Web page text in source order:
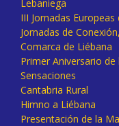
Lebaniega
III Jornadas
Jornadas de
Comarca de Liébana
Primer Aniversario
Sensaciones
Cantabria Rural
Himno a Liébana
Presentación de la